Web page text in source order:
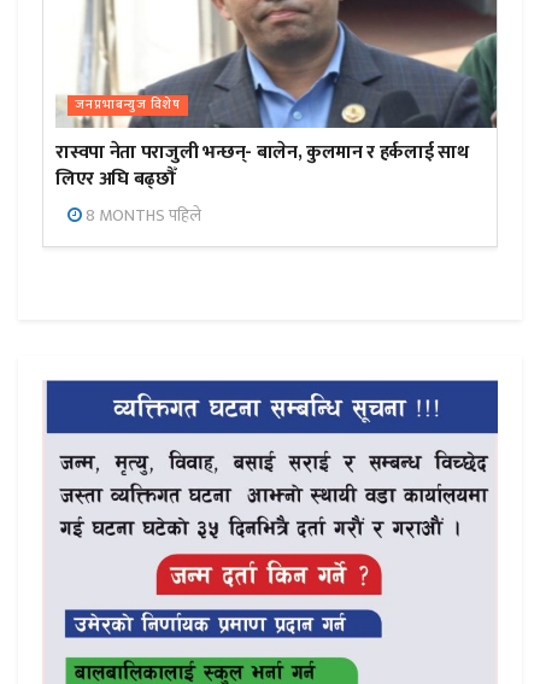
जनप्रभाबन्युज विशेष
रास्वपा नेता पराजुली भन्छन्- बालेन, कुलमान र हर्कलाई साथ
लिएर अघि बढ्छौँ
8 MONTHS पहिले